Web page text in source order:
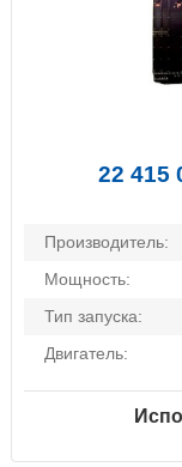
22 415
Производитель:
Мощность:
Тип запуска:
Двигатель: